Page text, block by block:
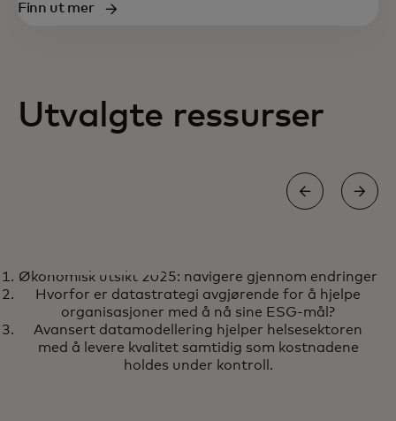
Finn ut mer
Utvalgte ressurser
Økonomisk utsikt 2025: navigere
gjennom endringer
Finn ut meropens in a new tab
Økonomisk utsikt 2025: navigere gjennom endringer
Hvorfor er datastrategi avgjørende for å hjelpe
organisasjoner med å nå sine ESG-mål?
Avansert datamodellering hjelper helsesektoren
med å levere kvalitet samtidig som kostnadene
holdes under kontroll.